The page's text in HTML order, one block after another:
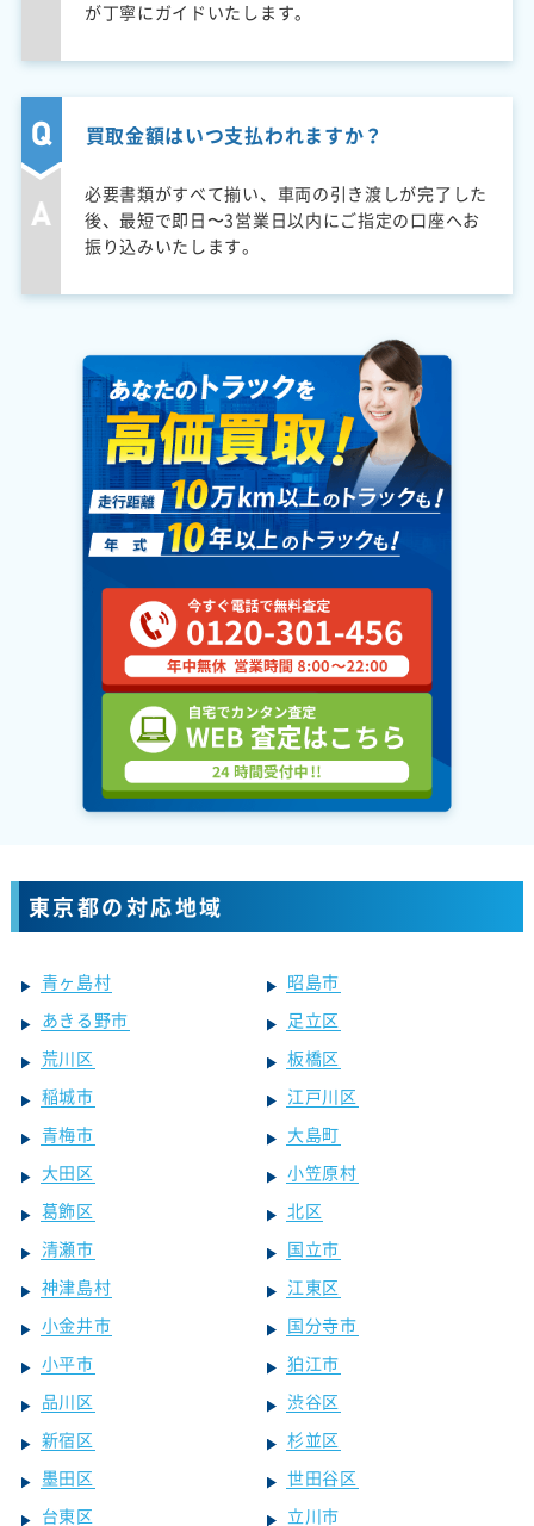
が丁寧にガイドいたします。
買取金額はいつ支払われますか？
必要書類がすべて揃い、車両の引き渡しが完了した
後、最短で即日〜3営業日以内にご指定の口座へお
振り込みいたします。
東京都の対応地域
青ヶ島村
昭島市
あきる野市
足立区
荒川区
板橋区
稲城市
江戸川区
青梅市
大島町
大田区
小笠原村
葛飾区
北区
清瀬市
国立市
神津島村
江東区
小金井市
国分寺市
小平市
狛江市
品川区
渋谷区
新宿区
杉並区
墨田区
世田谷区
台東区
立川市